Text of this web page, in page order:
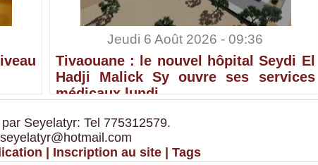
Jeudi 6 Août 2026 - 09:36
Tivaouane : le nouvel hôpital Seydi El
Hadji Malick Sy ouvre ses services
médicaux lundi
Seyelatyr: Tel 775312579.
| Inscription au site | Tags